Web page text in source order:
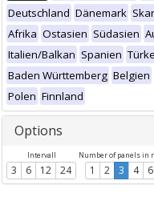
Deutschland Dänemark
Afrika Ostasien Südasien
Italien/Balkan Spanien
Baden Württemberg Belgien
Polen Finnland
Options
Intervall
3 6 12 24
Number of panels in
1 2 3 4 6